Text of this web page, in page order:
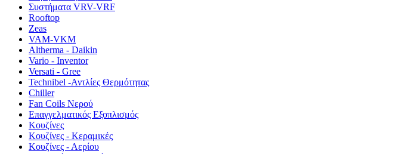
Συστήματα VRV-VRF
Rooftop
Zeas
VAM-VKM
Altherma - Daikin
Vario - Inventor
Versati - Gree
Technibel -Αντλίες Θερμότητας
Chiller
Fan Coils Νερού
Επαγγελματικός Εξοπλισμός
Κουζίνες
Κουζίνες - Κεραμικές
Κουζίνες - Αερίου